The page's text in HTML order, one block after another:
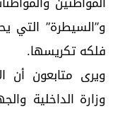
و”السيطرة” التي
فلكه تكريسها.
ويرى متابعون أن
وزارة الداخلية